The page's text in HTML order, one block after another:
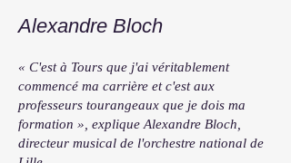
Alexandre Bloch
« C'est à Tours que j'ai véritablement
commencé ma carrière et c'est aux
professeurs tourangeaux que je dois ma
formation », explique Alexandre Bloch,
directeur musical de l'orchestre national de